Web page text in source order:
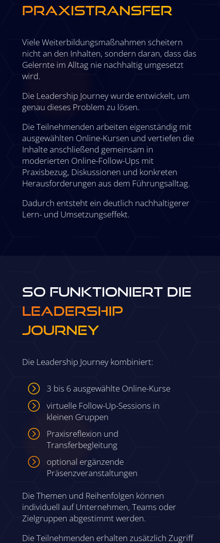
Praxistransfer
Viele Weiterbildungsmaßnahmen scheitern
nicht an den Inhalten, sondern daran, dass das
Gelernte im Alltag nie nachhaltig umgesetzt
wird.
Die Leadership Journey wurde entwickelt, um
genau dieses Problem zu lösen.
Die Teilnehmenden arbeiten eigenständig mit
ausgewählten Online-Kursen und vertiefen die
Inhalte anschließend gemeinsam in
moderierten Online-Follow-Ups mit
Praxisbezug, Diskussionen und konkreten
Herausforderungen aus dem Führungsalltag.
Dadurch entsteht ein deutlich nachhaltigerer
Lern- und Umsetzungseffekt.
So funktioniert die
Leadership
Journey
Die Leadership Journey kombiniert:
= 3 bis 6 ausgewählte Online-Kurse
=
virtuelle Follow-Up-Sessions in
kleinen Gruppen
=
Praxisreflexion und
Transferbegleitung
=
optional ergänzende
Präsenzveranstaltungen
Die Themen und Reihenfolgen können
individuell auf Unternehmen, Teams oder
Zielgruppen abgestimmt werden.
Die Teilnehmenden erhalten zusätzlich Zugriff